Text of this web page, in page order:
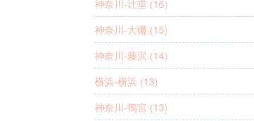
神奈川-辻堂 (16)
神奈川-大磯 (15)
神奈川-藤沢 (14)
横浜-横浜 (13)
神奈川-鴨宮 (13)